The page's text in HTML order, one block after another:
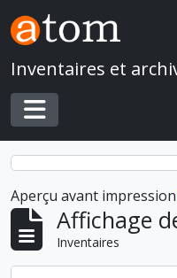
Skip to main content
Inventaires et
Toggle navigation
Aperçu avant impression
Affichage
Inventaires